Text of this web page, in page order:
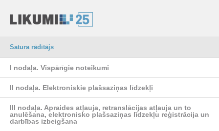
Satura rādītājs
I nodaļa. Vispārīgie noteikumi
II nodaļa. Elektroniskie plašsaziņas līdzekļi
III nodaļa. Apraides atļauja, retranslācijas atļauja un to
anulēšana, elektronisko plašsaziņas līdzekļu reģistrācija un
darbības izbeigšana